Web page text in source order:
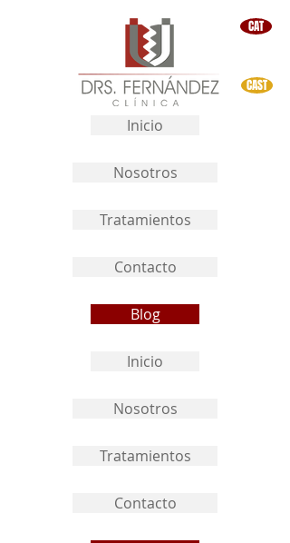
CAT
CAST
Inicio
Nosotros
Tratamientos
Contacto
Blog
Inicio
Nosotros
Tratamientos
Contacto